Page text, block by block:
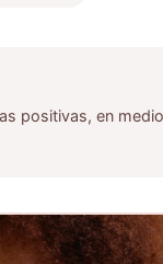
positivas, en